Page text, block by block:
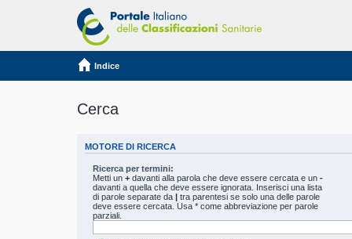
Indice
Cerca
MOTORE DI RICERCA
Ricerca per termini:
Metti un+ davanti alla parola che deve essere cercata e un-
davanti a quella che deve essere ignorata. Inserisci una lista
di parole separate da
tra parentesi se solo una delle parole
deve essere cercata. Usa * come abbreviazione per parole
parziali.